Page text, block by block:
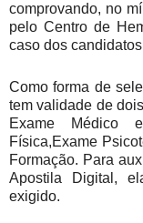
comprovando, no
pelo Centro de
caso dos
Como forma de
tem validade de
Exame Médico
Física,Exame
Formação. Para
Apostila Digital,
exigido.